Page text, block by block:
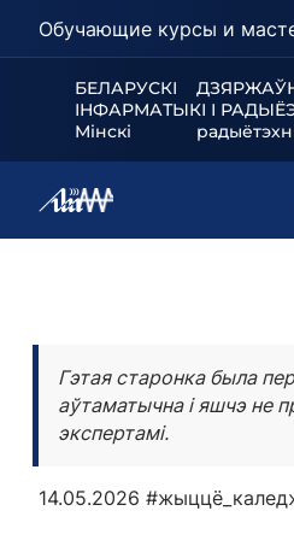
БЕЛАРУСКІ
ІНФАРМАТЫКІ І
Мінскі
Гэтая старонка была
аўтаматычна і яшчэ не
экспертамі.
14.05.2026